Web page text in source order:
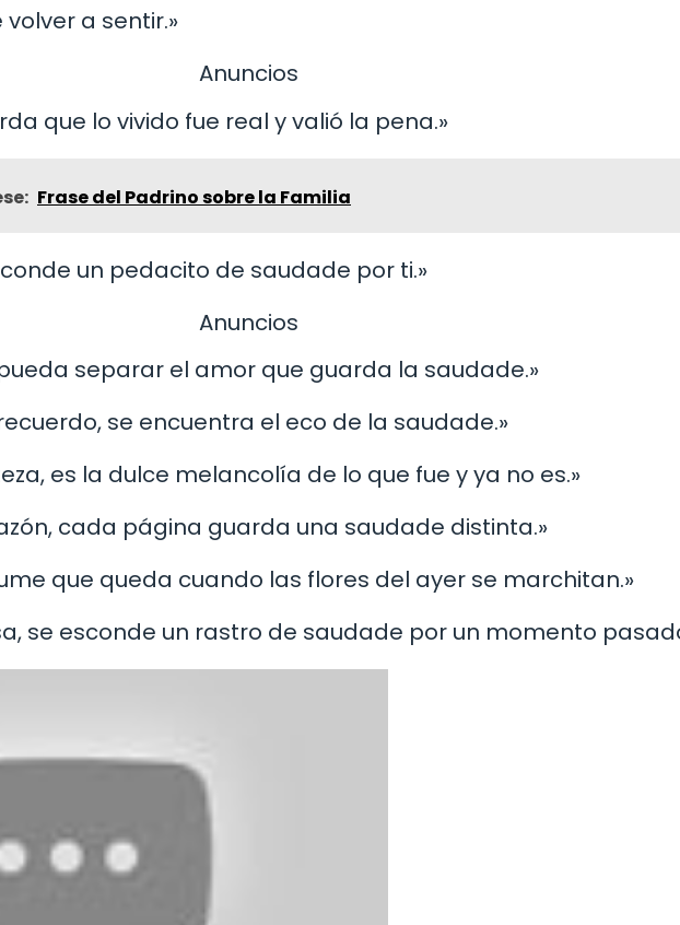
a sentir.»
Anuncios
que lo vivido fue real y valió la pena.»
Frase del Padrino sobre la Familia
un pedacito de saudade por ti.»
Anuncios
separar el amor que guarda la saudade.»
se encuentra el eco de la saudade.»
es la dulce melancolía de lo que fue y ya no es.»
cada página guarda una saudade distinta.»
que queda cuando las flores del ayer se marchitan.»
se esconde un rastro de saudade por un momento